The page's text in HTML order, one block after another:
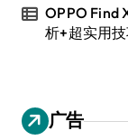
OPPO Find
析+超实用
广告